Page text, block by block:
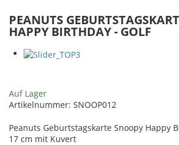
PEANUTS
HAPPY BIRTHDAY - GOLF
Auf Lager
Artikelnummer: SNOOP012
Peanuts Geburtstagskarte Snoopy Happy
17 cm mit Kuvert